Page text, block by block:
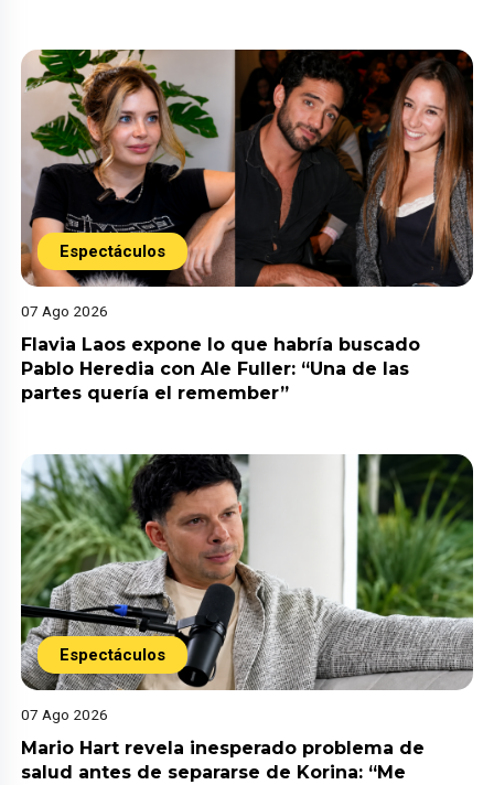
Espectáculos
07 Ago 2026
Flavia Laos expone lo que habría buscado
Pablo Heredia con Ale Fuller: “Una de las
partes quería el remember”
Espectáculos
07 Ago 2026
Mario Hart revela inesperado problema de
salud antes de separarse de Korina: “Me